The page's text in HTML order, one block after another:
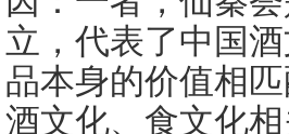
立，代表了中国
品本身的价值相
酒文化、食文化